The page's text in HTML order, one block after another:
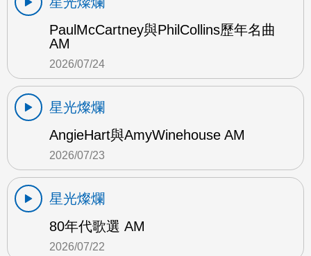
PaulMcCartney與PhilCollins歷年名曲
AM
2026/07/24
星光燦爛
AngieHart與AmyWinehouse AM
2026/07/23
星光燦爛
80年代歌選 AM
2026/07/22